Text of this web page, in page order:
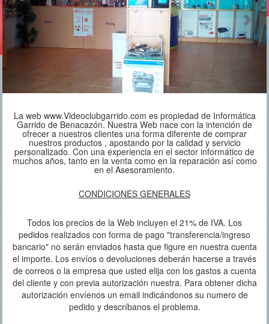
La web www.Videoclubgarrido.com es propiedad de Informática
Garrido de Benacazón. Nuestra Web nace con la intención de
ofrecer a nuestros clientes una forma diferente de comprar
nuestros productos , apostando por la calidad y servicio
personalizado. Con una experiencia en el sector informático de
muchos años, tanto en la venta como en la reparación así como
en el Asesoramiento.
CONDICIONES GENERALES
Todos los precios de la Web incluyen el 21% de IVA. Los
pedidos realizados con forma de pago "transferencia/ingreso
bancario" no serán enviados hasta que figure en nuestra cuenta
el importe. Los envíos o devoluciones deberán hacerse a través
de correos o la empresa que usted elija con los gastos a cuenta
del cliente y con previa autorización nuestra. Para obtener dicha
autorización envíenos un email indicándonos su numero de
pedido y descríbanos el problema.